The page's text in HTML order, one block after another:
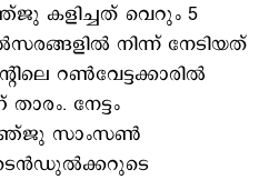
കളിച്ചത് വെറും 5
നിന്ന് നേടിയത്
റണ്‍വേട്ടക്കാരില്‍
നേട്ടം
സാംസണ്‍
ടെന്‍ഡുല്‍ക്കറുടെ